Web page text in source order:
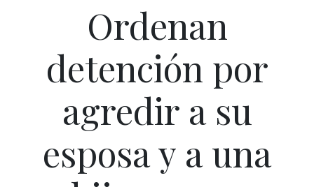
Ordenan
detención por
agredir a su
esposa y a una